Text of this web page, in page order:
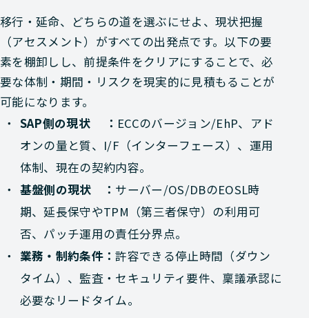
移行・延命、どちらの道を選ぶにせよ、現状把握
（アセスメント）がすべての出発点です。以下の要
素を棚卸しし、前提条件をクリアにすることで、必
要な体制・期間・リスクを現実的に見積もることが
可能になります。
SAP側の現状 ： ECCのバージョン/EhP、アド
オンの量と質、I/F（インターフェース）、運用
体制、現在の契約内容。
基盤側の現状 ： サーバー/OS/DBのEOSL時
期、延長保守やTPM（第三者保守）の利用可
否、パッチ運用の責任分界点。
業務・制約条件：許容できる停止時間（ダウン
タイム）、監査・セキュリティ要件、稟議承認に
必要なリードタイム。